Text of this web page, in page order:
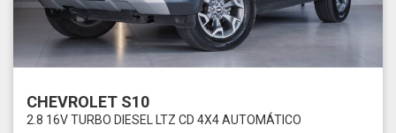
CHEVROLET S10
2.8 16V TURBO DIESEL LTZ CD 4X4 AUTOMÁTICO